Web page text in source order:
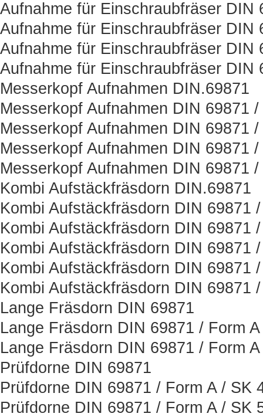
Aufnahme für Einschraubfräser DIN
Aufnahme für Einschraubfräser DIN
Aufnahme für Einschraubfräser DIN
Aufnahme für Einschraubfräser DIN
Messerkopf Aufnahmen DIN.69871
Messerkopf Aufnahmen DIN 69871
Messerkopf Aufnahmen DIN 69871
Messerkopf Aufnahmen DIN 69871
Messerkopf Aufnahmen DIN 69871
Kombi Aufstäckfräsdorn DIN.69871
Kombi Aufstäckfräsdorn DIN 69871
Kombi Aufstäckfräsdorn DIN 69871
Kombi Aufstäckfräsdorn DIN 69871
Kombi Aufstäckfräsdorn DIN 69871
Kombi Aufstäckfräsdorn DIN 69871
Lange Fräsdorn DIN 69871
Lange Fräsdorn DIN 69871 / Form
Lange Fräsdorn DIN 69871 / Form
Prüfdorne DIN 69871
Prüfdorne DIN 69871 / Form A / SK
Prüfdorne DIN 69871 / Form A / SK